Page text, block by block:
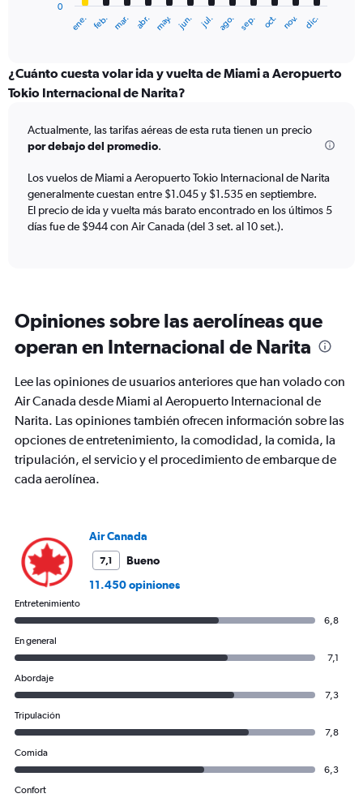
categories.
Range:
The
chart
1
Y
axis
displaying
ene. feb. mar. abr. may. jun. jul. ago. sep. oct. nov. dic.
0
¿Cuánto cuesta volar ida y vuelta de Miami a Aeropuerto
Tokio Internacional de Narita?
Actualmente, las tarifas aéreas de esta ruta tienen un precio
por debajo del promedio.
Los vuelos de Miami a Aeropuerto Tokio Internacional de Narita
generalmente cuestan entre $1.045 y $1.535 en septiembre.
El precio de ida y vuelta más barato encontrado en los últimos 5
días fue de $944 con Air Canada (del 3 set. al 10 set.).
Opiniones sobre las aerolíneas que
operan en Internacional de Narita
Lee las opiniones de usuarios anteriores que han volado con
Air Canada desde Miami al Aeropuerto Internacional de
Narita. Las opiniones también ofrecen información sobre las
opciones de entretenimiento, la comodidad, la comida, la
tripulación, el servicio y el procedimiento de embarque de
cada aerolínea.
Air Canada
7,1
Bueno
11.450 opiniones
Entretenimiento
6,8
En general
7,1
Abordaje
7,3
Tripulación
7,8
Comida
6,3
Confort